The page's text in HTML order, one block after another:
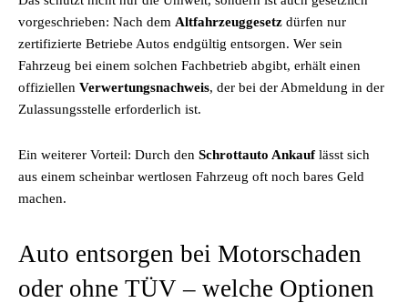
vorgeschrieben: Nach dem Altfahrzeuggesetz dürfen nur
zertifizierte Betriebe Autos endgültig entsorgen. Wer sein
Fahrzeug bei einem solchen Fachbetrieb abgibt, erhält einen
offiziellen Verwertungsnachweis, der bei der Abmeldung in der
Zulassungsstelle erforderlich ist.
Ein weiterer Vorteil: Durch den Schrottauto Ankauflässt sich
aus einem scheinbar wertlosen Fahrzeug oft noch bares Geld
machen.
Auto entsorgen bei Motorschaden
oder ohne TÜV – welche Optionen